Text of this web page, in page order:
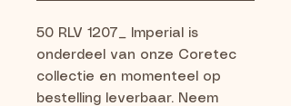
50 RLV 1207_ Imperial is
onderdeel van onze Coretec
collectie en momenteel op
bestelling leverbaar. Neem